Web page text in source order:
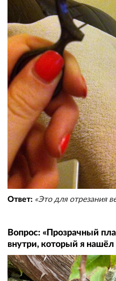
Ответ: «Это для отрезания
Вопрос: «Прозрачный
внутри, который я нашёл